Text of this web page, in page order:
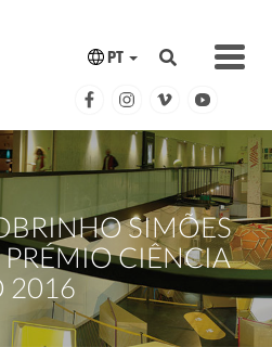
PT
SIMÕES
CIÊNCIA
2016